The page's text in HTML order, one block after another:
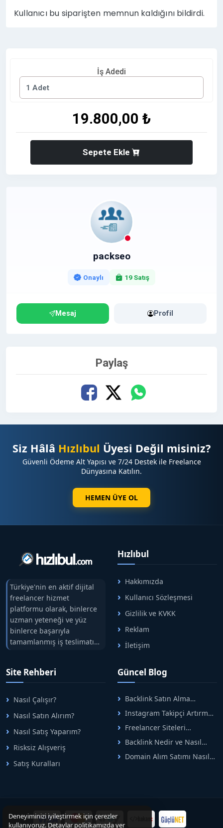
Kullanıcı bu siparişten memnun kaldığını bildirdi.
İş Adedi
19.800,00 ₺
Sepete Ekle
packseo
Onaylı 19 Satış
Mesaj Profil
Paylaş
Siz Hâlâ Hızlıbul Üyesi Değil misiniz?
Güvenli Ödeme Alt Yapısı ve 7/24 Destek ile Freelance
Dünyasına Katılın.
HEMEN ÜYE OL
Türkiye'nin en aktif dijital
freelancer hizmet
platformu olarak, binlerce
uzman yeteneği ve yüz
binlerce başarıyla
tamamlanmış iş teslimatını
tek çatıda buluşturuyoruz.
arasındaki süreci risksiz
alışveriş sistemi ile koruyan
ticaretin güvenli
adreslerinden birisidir.
Hızlıbul
Hakkımızda
Kullanıcı Sözleşmesi
Gizlilik ve KVKK
Reklam
İletişim
Site Rehberi
Nasıl Çalışır?
Nasıl Satın Alırım?
Nasıl Satış Yaparım?
Risksiz Alışveriş
Satış Kuralları
Güncel Blog
Backlink Satın Alma
Rehberi: Güvenli SEO İçin
Doğru Adımlar
Instagram Takipçi Artırma
Yöntemleri: Organik Büyüme
Rehberi
Freelancer Siteleri
Arasında Doğru Seçim Nasıl
Yapılır
Backlink Nedir ve Nasıl
Alınır? Etkili Yöntemler
Domain Alım Satımı Nasıl
Deneyiminizi iyileştirmek için çerezler
kullanıyoruz. Detaylar politikamızda yer